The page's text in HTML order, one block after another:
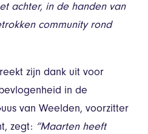
achter, in de handen van
community rond
zijn dank uit voor
in de
van Weelden, voorzitter
zegt: “Maarten heeft